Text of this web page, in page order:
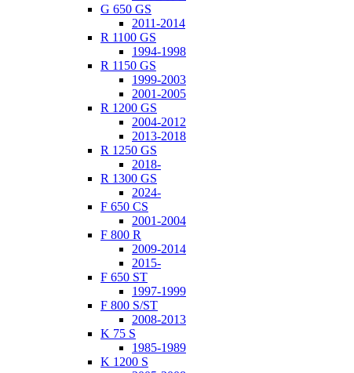
G 650 GS
2011-2014
R 1100 GS
1994-1998
R 1150 GS
1999-2003
2001-2005
R 1200 GS
2004-2012
2013-2018
R 1250 GS
2018-
R 1300 GS
2024-
F 650 CS
2001-2004
F 800 R
2009-2014
2015-
F 650 ST
1997-1999
F 800 S/ST
2008-2013
K 75 S
1985-1989
K 1200 S